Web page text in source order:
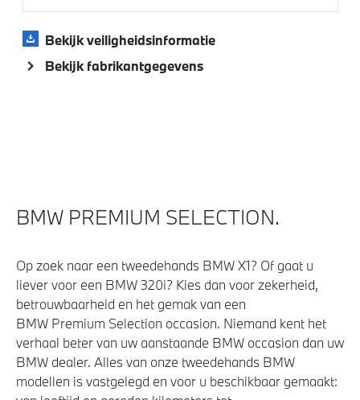
Bekijk veiligheidsinformatie
Bekijk fabrikantgegevens
BMW PREMIUM SELECTION.
Op zoek naar een tweedehands BMW X1? Of gaat u
liever voor een BMW 320i? Kies dan voor zekerheid,
betrouwbaarheid en het gemak van een
BMW Premium Selection occasion. Niemand kent het
verhaal beter van uw aanstaande BMW occasion dan uw
BMW dealer. Alles van onze tweedehands BMW
modellen is vastgelegd en voor u beschikbaar gemaakt: